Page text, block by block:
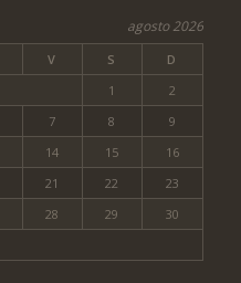
agosto 2026
V S
D
1
2
7 8
9
14 15
16
21 22
23
28 29
30